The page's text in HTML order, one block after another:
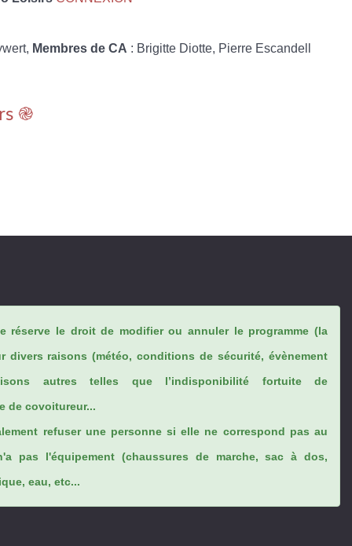
Membres de CA : Brigitte Diotte, Pierre Escandell
֎
réserve le droit de modifier ou annuler le programme (la
divers raisons (météo, conditions de sécurité, évènement
autres telles que l’indisponibilité fortuite de
de covoitureur...
refuser une personne si elle ne correspond pas au
pas l'équipement (chaussures de marche, sac à dos,
eau, etc...